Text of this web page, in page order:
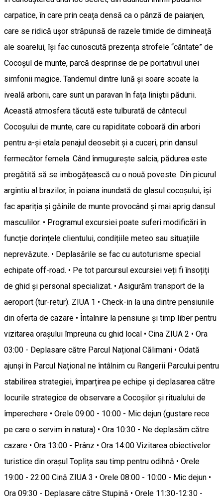
carpatice, în care prin ceața densă ca o pânză de paianjen,
care se ridică ușor străpunsă de razele timide de dimineață
ale soarelui, își fac cunoscută prezența strofele “cântate” de
Cocoșul de munte, parcă desprinse de pe portativul unei
simfonii magice. Tandemul dintre lună și soare scoate la
iveală arborii, care sunt un paravan în fața liniștii pădurii.
Această atmosfera tăcută este tulburată de cântecul
Cocoșului de munte, care cu rapiditate coboară din arbori
pentru a-și etala penajul deosebit și a cuceri, prin dansul
fermecător femela. Când înmugurește salcia, pădurea este
pregătită să se imbogățească cu o nouă poveste. Din picurul
argintiu al brazilor, în poiana inundată de glasul cocoșului, își
fac apariția și găinile de munte provocând și mai aprig dansul
masculilor. • Programul excursiei poate suferi modificări în
funcție dorințele clientului, condițiile meteo sau situațiile
neprevăzute. • Deplasările se fac cu autoturisme special
echipate off-road. • Pe tot parcursul excursiei veți fi însoțiți
de ghid și personal specializat. • Asigurăm transport de la
aeroport (tur-retur). ZIUA 1 • Check-in la una dintre pensiunile
din oferta de cazare • Întalnire la pensiune și timp liber pentru
vizitarea orașului împreuna cu ghid local • Cina ZIUA 2 • Ora
03:00 - Deplasare către Parcul Național Călimani • Odată
ajunși în Parcul Național ne întâlnim cu Rangerii Parcului pentru
stabilirea strategiei, împarțirea pe echipe și deplasarea către
locurile strategice de observare a Cocoșilor și ritualului de
împerechere • Orele 09:00 - 10:00 - Mic dejun (gustare rece
pe care o servim în natura) • Ora 10:30 - Ne deplasăm către
cazare • Ora 13:00 - Prânz • Ora 14:00 Vizitarea obiectivelor
turistice din orașul Toplița sau timp pentru odihnă • Orele
19:00 - 22:00 Cină ZIUA 3 • Orele 08:00 - 10:00 - Mic dejun •
Ora 09:30 - Deplasare către Stupină • Orele 11:30-12:30 -